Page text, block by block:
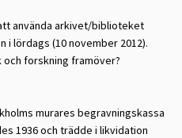
använda arkivet/biblioteket
i lördags (10 november 2012).
forskning framöver?
murares begravningskassa
1936 och trädde i likvidation